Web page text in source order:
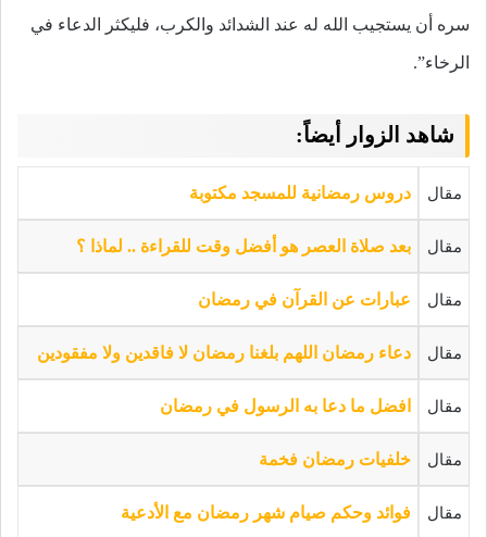
سره أن يستجيب الله له عند الشدائد والكرب، فليكثر الدعاء في
الرخاء”.
شاهد الزوار أيضاً:
مقال دروس رمضانية للمسجد مكتوبة
مقال بعد صلاة العصر هو أفضل وقت للقراءة .. لماذا ؟
مقال عبارات عن القرآن في رمضان
مقال دعاء رمضان اللهم بلغنا رمضان لا فاقدين ولا مفقودين
مقال افضل ما دعا به الرسول في رمضان
مقال خلفيات رمضان فخمة
مقال فوائد وحكم صيام شهر رمضان مع الأدعية